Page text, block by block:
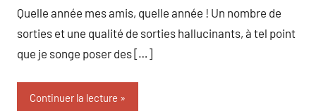
Quelle année mes amis, quelle année ! Un nombre de
sorties et une qualité de sorties hallucinants, à tel point
que je songe poser des […]
Continuer la lecture